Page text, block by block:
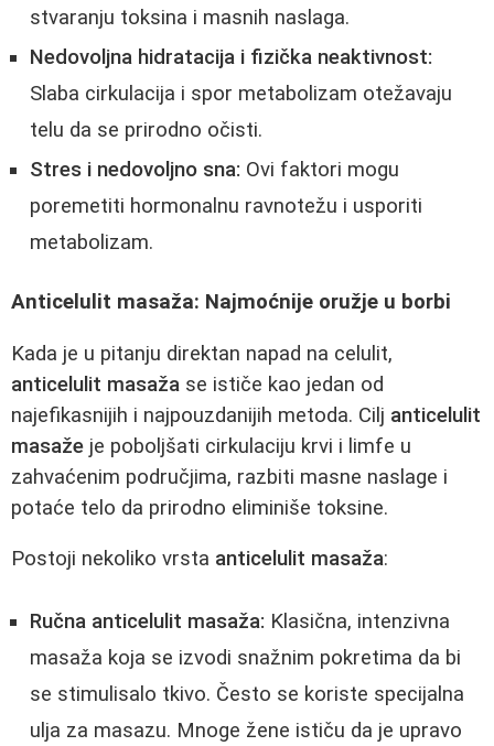
stvaranju toksina i masnih naslaga.
Nedovoljna hidratacija i fizička neaktivnost:
Slaba cirkulacija i spor metabolizam otežavaju
telu da se prirodno očisti.
Stres i nedovoljno sna: Ovi faktori mogu
poremetiti hormonalnu ravnotežu i usporiti
metabolizam.
Anticelulit masaža: Najmoćnije oružje u borbi
Kada je u pitanju direktan napad na celulit,
anticelulit masaža se ističe kao jedan od
najefikasnijih i najpouzdanijih metoda. Cilj anticelulit
masaže je poboljšati cirkulaciju krvi i limfe u
zahvaćenim područjima, razbiti masne naslage i
potaće telo da prirodno eliminiše toksine.
Postoji nekoliko vrsta anticelulit masaža:
Ručna anticelulit masaža: Klasična, intenzivna
masaža koja se izvodi snažnim pokretima da bi
se stimulisalo tkivo. Često se koriste specijalna
ulja za masazu. Mnoge žene ističu da je upravo